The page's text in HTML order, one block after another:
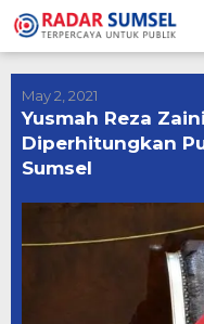
Skip
to
content
May 2, 2021
Yusmah Reza
Diperhitungkan
Sumsel